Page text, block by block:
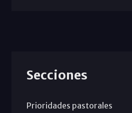
Secciones
Prioridades pastorales